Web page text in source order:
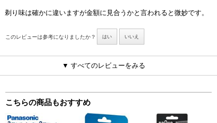
剃り味は確かに違いますが金額に見合うかと言われると微妙です。
このレビューは参考になりましたか？ はい いいえ
▼ すべてのレビューをみる
こちらの商品もおすすめ